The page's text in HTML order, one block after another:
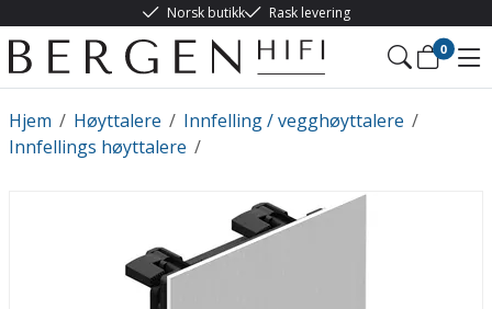
Norsk butikk Rask levering
0
/
Hjem /
Høyttalere /
Innfelling / vegghøyttalere
/
Innfellings høyttalere